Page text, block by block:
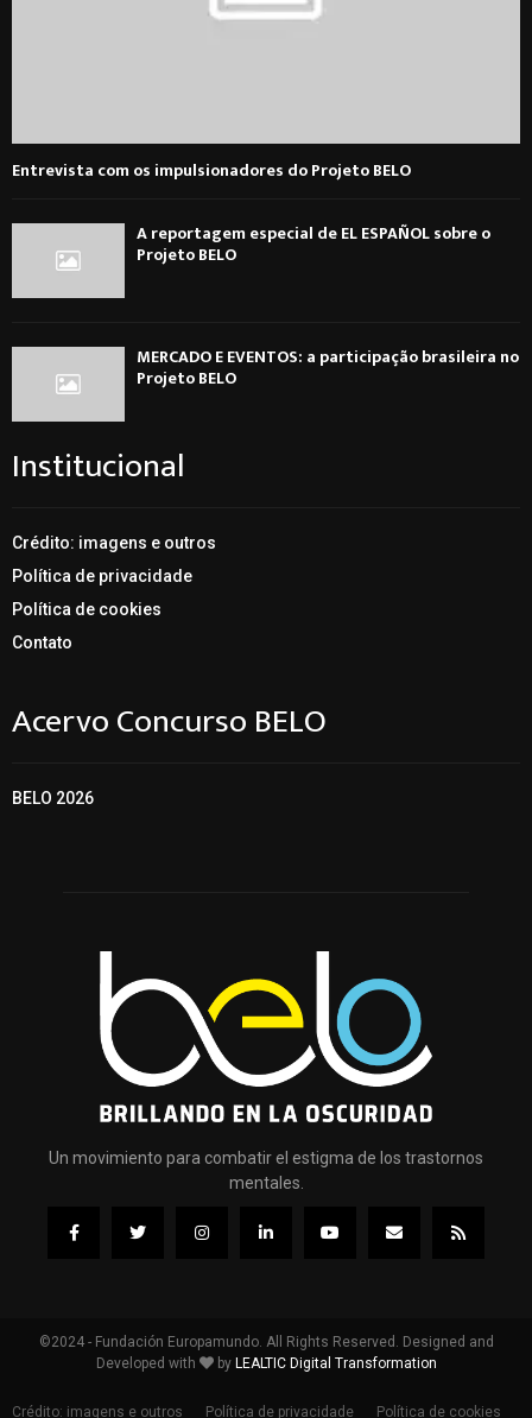
Entrevista com os impulsionadores do Projeto BELO
A reportagem especial de EL ESPAÑOL sobre o
Projeto BELO
MERCADO E EVENTOS: a participação brasileira no
Projeto BELO
Institucional
Crédito: imagens e outros
Política de privacidade
Política de cookies
Contato
Acervo Concurso BELO
BELO 2026
Un movimiento para combatir el estigma de los trastornos
mentales.
©2024 - Fundación Europamundo. All Rights Reserved. Designed and
Developed with
by LEALTIC Digital Transformation
Crédito: imagens e outros Política de privacidade Política de cookies